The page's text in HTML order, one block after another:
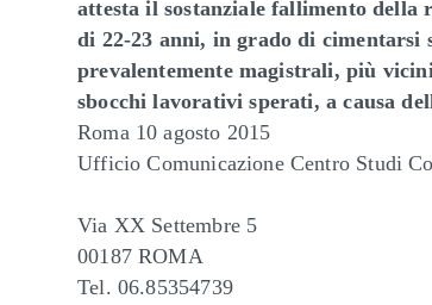
attesta il sostanziale fallimento
di 22-23 anni, in grado di
prevalentemente magistrali, più
sbocchi lavorativi sperati, a causa
Roma 10 agosto 2015
Ufficio Comunicazione Centro Studi
Via XX Settembre 5
00187 ROMA
Tel. 06.85354739